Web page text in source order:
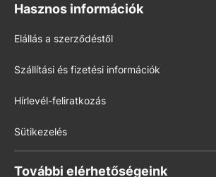
Hasznos információk
Elállás a szerződéstől
Szállítási és fizetési információk
Hírlevél-feliratkozás
Sütikezelés
További elérhetőségeink